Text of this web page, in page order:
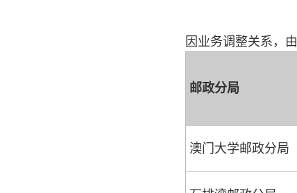
因业务调整关系，由
邮政分局
澳门大学邮政分局